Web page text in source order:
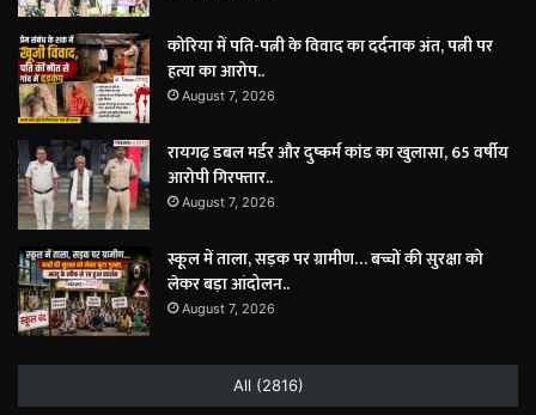
कोरिया में पति-पत्नी के विवाद का दर्दनाक अंत, पत्नी पर
हत्या का आरोप..
August 7, 2026
रायगढ़ डबल मर्डर और दुष्कर्म कांड का खुलासा, 65 वर्षीय
आरोपी गिरफ्तार..
August 7, 2026
स्कूल में ताला, सड़क पर ग्रामीण… बच्चों की सुरक्षा को
लेकर बड़ा आंदोलन..
August 7, 2026
All (2816)